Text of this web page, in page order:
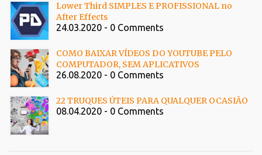
Lower Third SIMPLES E PROFISSIONAL no
After Effects
24.03.2020 - 0 Comments
COMO BAIXAR VÍDEOS DO YOUTUBE PELO
COMPUTADOR, SEM APLICATIVOS
26.08.2020 - 0 Comments
22 TRUQUES ÚTEIS PARA QUALQUER OCASIÃO
08.04.2020 - 0 Comments